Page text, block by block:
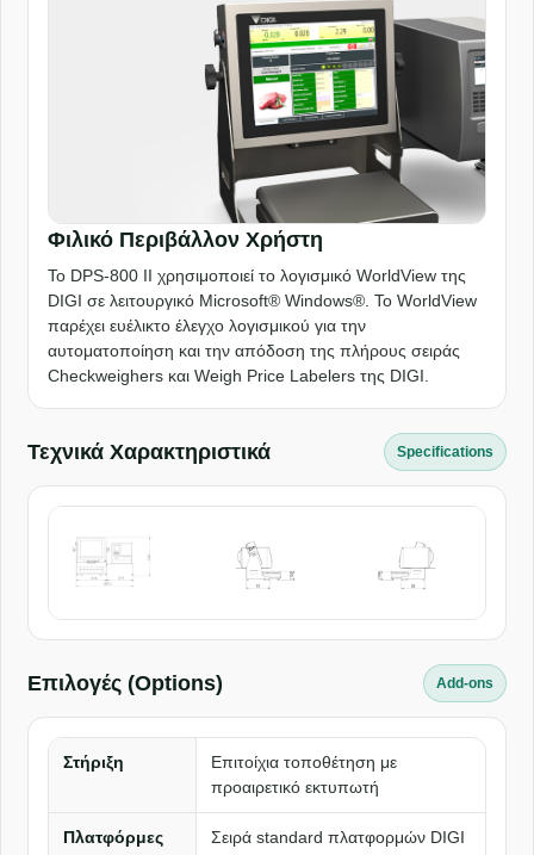
Φιλικό Περιβάλλον Χρήστη
Το DPS-800 II χρησιμοποιεί το λογισμικό WorldView της
DIGI σε λειτουργικό Microsoft® Windows®. Το WorldView
παρέχει ευέλικτο έλεγχο λογισμικού για την
αυτοματοποίηση και την απόδοση της πλήρους σειράς
Checkweighers και Weigh Price Labelers της DIGI.
Τεχνικά Χαρακτηριστικά Specifications
Επιλογές (Options) Add-ons
Στήριξη
Επιτοίχια τοποθέτηση με
προαιρετικό εκτυπωτή
Πλατφόρμες Σειρά standard πλατφορμών DIGI